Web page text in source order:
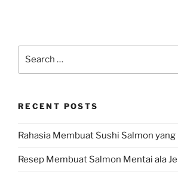
RECENT POSTS
Rahasia Membuat Sushi Salmon yang
Resep Membuat Salmon Mentai ala